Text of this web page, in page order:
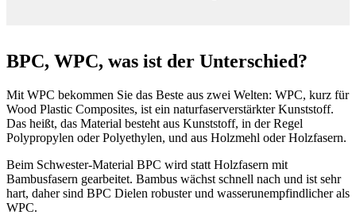
BPC, WPC, was ist der Unterschied?
Mit WPC bekommen Sie das Beste aus zwei Welten: WPC, kurz für
Wood Plastic Composites, ist ein naturfaserverstärkter Kunststoff.
Das heißt, das Material besteht aus Kunststoff, in der Regel
Polypropylen oder Polyethylen, und aus Holzmehl oder Holzfasern.
Beim Schwester-Material BPC wird statt Holzfasern mit
Bambusfasern gearbeitet. Bambus wächst schnell nach und ist sehr
hart, daher sind BPC Dielen robuster und wasserunempfindlicher als
WPC.